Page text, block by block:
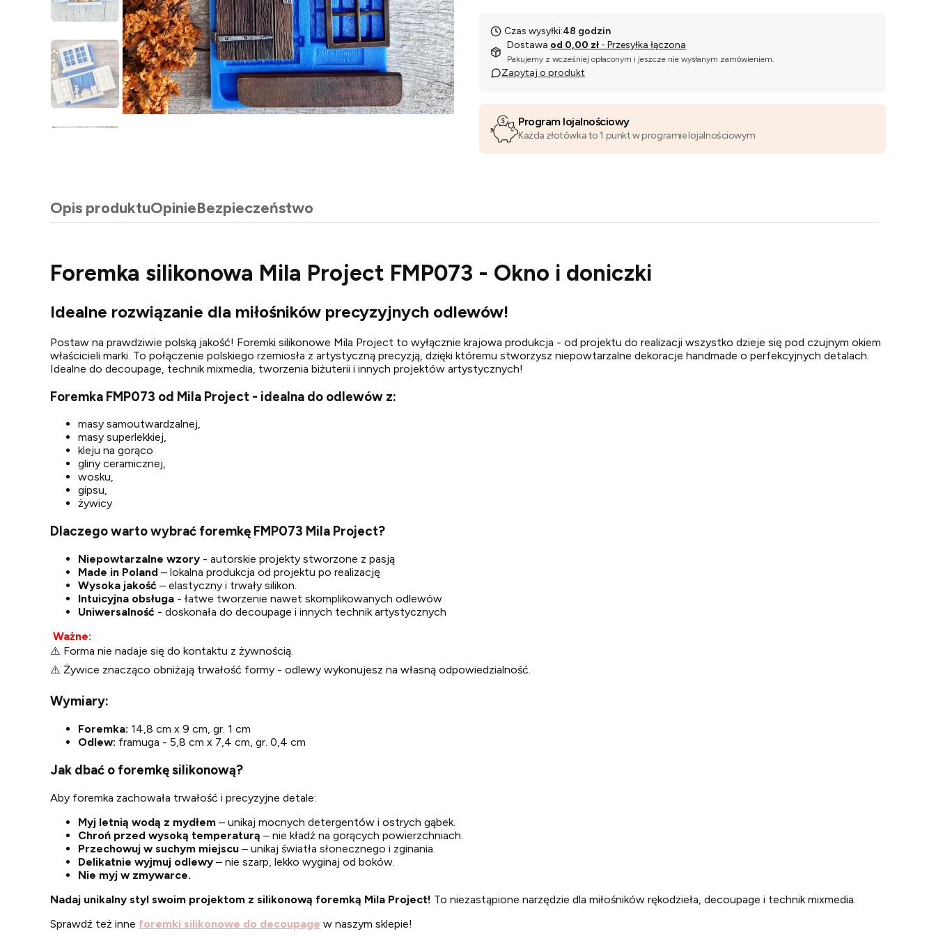
Czas wysyłki:48 godzin
Dostawa od 0,00 zł - Przesyłka łączona
Pakujemy z wcześniej opłaconym i jeszcze nie wysłanym zamówieniem.
Zapytaj o produkt
Program lojalnościowy
Każda złotówka to 1 punkt w programie lojalnościowym
Opis produktuOpinieBezpieczeństwo
Foremka silikonowa Mila Project FMP073 - Okno i doniczki
Idealne rozwiązanie dla miłośników precyzyjnych odlewów!
Postaw na prawdziwie polską jakość! Foremki silikonowe Mila Project to wyłącznie krajowa produkcja - od projektu do realizacji wszystko dzieje się pod czujnym okiem
właścicieli marki. To połączenie polskiego rzemiosła z artystyczną precyzją, dzięki któremu stworzysz niepowtarzalne dekoracje handmade o perfekcyjnych detalach.
Idealne do decoupage, technik mixmedia, tworzenia biżuterii i innych projektów artystycznych!
Foremka FMP073 od Mila Project - idealna do odlewów z:
masy samoutwardzalnej,
masy superlekkiej,
kleju na gorąco
gliny ceramicznej,
wosku,
gipsu,
żywicy
Dlaczego warto wybrać foremkę FMP073 Mila Project?
Niepowtarzalne wzory - autorskie projekty stworzone z pasją
Made in Poland – lokalna produkcja od projektu po realizację
Wysoka jakość – elastyczny i trwały silikon.
Intuicyjna obsługa - łatwe tworzenie nawet skomplikowanych odlewów
Uniwersalność - doskonała do decoupage i innych technik artystycznych
Ważne:
⚠️ Forma nie nadaje się do kontaktu z żywnością.
⚠️ Żywice znacząco obniżają trwałość formy - odlewy wykonujesz na własną odpowiedzialność.
Wymiary:
Foremka: 14,8 cm x 9 cm, gr. 1 cm
Odlew: framuga - 5,8 cm x 7,4 cm, gr. 0,4 cm
Jak dbać o foremkę silikonową?
Aby foremka zachowała trwałość i precyzyjne detale:
Myj letnią wodą z mydłem – unikaj mocnych detergentów i ostrych gąbek.
Chroń przed wysoką temperaturą – nie kładź na gorących powierzchniach.
Przechowuj w suchym miejscu – unikaj światła słonecznego i zginania.
Delikatnie wyjmuj odlewy – nie szarp, lekko wyginaj od boków.
Nie myj w zmywarce.
Nadaj unikalny styl swoim projektom z silikonową foremką Mila Project! To niezastąpione narzędzie dla miłośników rękodzieła, decoupage i technik mixmedia.
Sprawdź też inne foremki silikonowe do decoupage w naszym sklepie!